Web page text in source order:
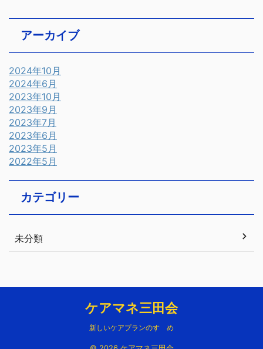
アーカイブ
2024年10月
2024年6月
2023年10月
2023年9月
2023年7月
2023年6月
2023年5月
2022年5月
カテゴリー
未分類
ケアマネ三田会
新しいケアプランのすゝめ